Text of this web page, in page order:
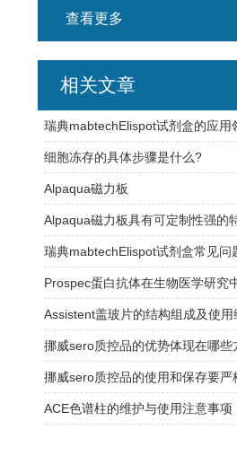
查看更多
相关文章
细胞冻存的具体步骤是什么?
Alpaqua磁力板
Alpaqua磁力板具有可定制性强的
瑞典mabtechElispot试剂盒常见问
Assistent盖玻片的结构组成及使用
挪威sero质控品的优势体现在哪些
ACE色谱柱的维护与使用注意事项